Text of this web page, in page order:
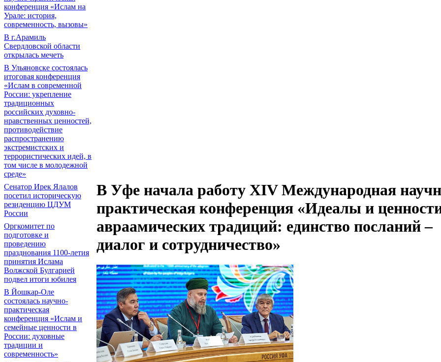
конференция «Ислам на
Урале: история,
современность, вызовы»
В г.Арамиль
Свердловской области
открылась мечеть
В Ульяновске состоялась
итоговая конференция
«Ислам в современной
России: укрепление
традиционных
российских духовно-
нравственных ценностей,
противодействие
распространению
экстремистских и
террористических идей, в
том числе в молодежной
среде»
Сенатор Ирек Ялалов
посетил историческую
резиденцию ЦДУМ
России
Оргкомитет по
подготовке и
проведению
празднования 1100-летия
принятия Ислама
Волжской Булгарией
подвел итоги юбилея
В Йошкар-Оле
состоялась научно-
практическая
конференция «Ислам и
семейные ценности в
России: духовные
традиции и
современность»
В Уфе начала работу XIV Международная
практическая конференция «Идеалы и
авраамических традиций: единство посланий –
диалог и сотрудничество»